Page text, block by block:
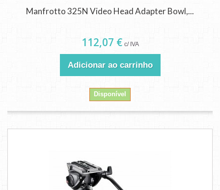
Manfrotto 325N Video Head Adapter Bowl,...
112,07 € c/ IVA
Adicionar ao carrinho
Disponível